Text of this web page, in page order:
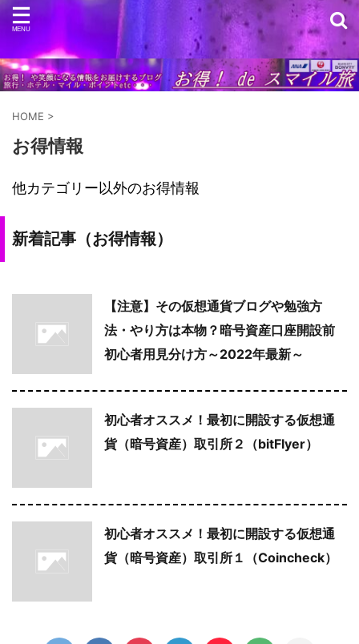
HOME >
お得情報
他カテゴリー以外のお得情報
新着記事（お得情報）
【注意】その仮想通貨ブログや勉強方
法・やり方は本物？暗号資産口座開設前
初心者用見分け方～2022年最新～
初心者オススメ！最初に開設する仮想通
貨（暗号資産）取引所２（bitFlyer）
初心者オススメ！最初に開設する仮想通
貨（暗号資産）取引所１（Coincheck）